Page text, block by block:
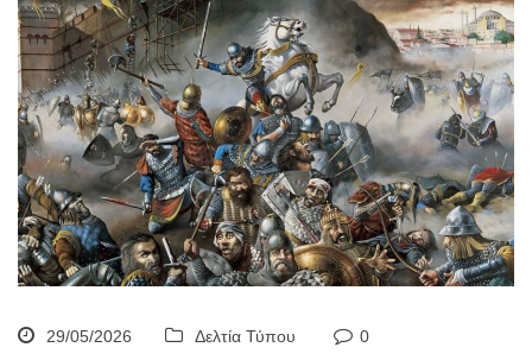
29/05/2026 Δελτία Τύπου 0